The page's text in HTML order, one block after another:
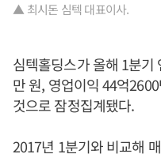
▲ 최시돈 심텍 대표이사.
심텍홀딩스가 올해 1분
만 원, 영업이익 44억
것으로 잠정집계됐다.
2017년 1분기와 비교해